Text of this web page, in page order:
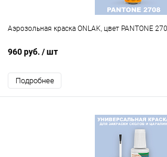
Аэрозольная краска ONLAK, цвет PANTONE
960 руб. / шт
Подробнее